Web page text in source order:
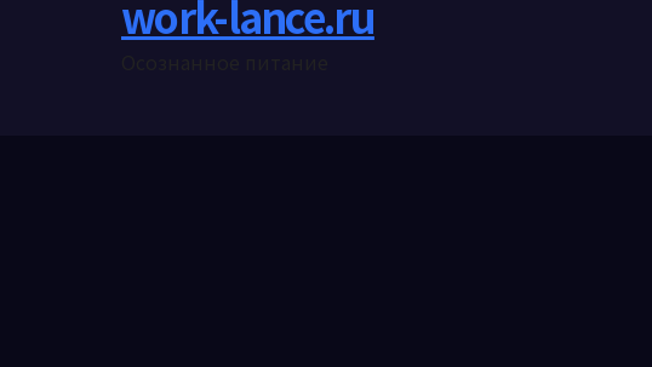
work-lance.ru